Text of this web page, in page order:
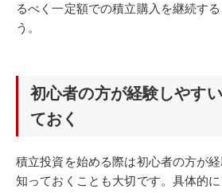
るべく一定額での積立購入を継続す
う。
初心者の方が経験しやす
ておく
積立投資を始める際は初心者の方が
知っておくことも大切です。具体的